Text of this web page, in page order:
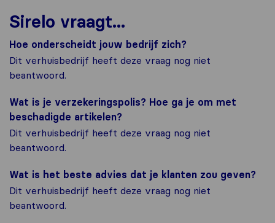
Sirelo vraagt...
Hoe onderscheidt jouw bedrijf zich?
Dit verhuisbedrijf heeft deze vraag nog niet
beantwoord.
Wat is je verzekeringspolis? Hoe ga je om met
beschadigde artikelen?
Dit verhuisbedrijf heeft deze vraag nog niet
beantwoord.
Wat is het beste advies dat je klanten zou geven?
Dit verhuisbedrijf heeft deze vraag nog niet
beantwoord.